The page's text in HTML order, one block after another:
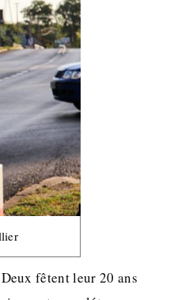
fêtent leur 20 ans